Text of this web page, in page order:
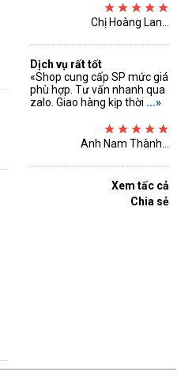
Chị Hoàng Lan...
Dịch vụ rất tốt
«Shop cung cấp SP mức giá
phù hợp. Tư vấn nhanh qua
zalo. Giao hàng kịp thời ...»
Anh Nam Thành...
Xem tấc cả
Chia sẻ